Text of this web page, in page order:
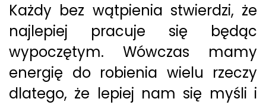
Każdy bez wątpienia stwierdzi, że
najlepiej pracuje się będąc
wypoczętym. Wówczas mamy
energię do robienia wielu rzeczy
dlatego, że lepiej nam się myśli i